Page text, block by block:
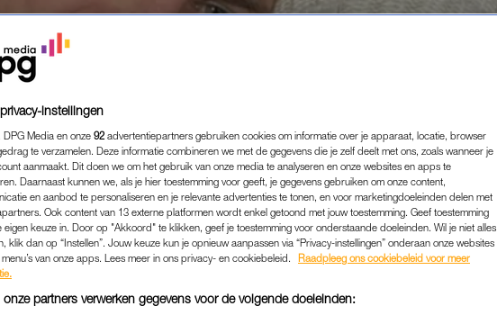
instellingen
DPG Media en onze 92 advertentiepartners gebruiken cookies om informatie over je apparaat, locatie, browser
te verzamelen. Deze informatie combineren we met de gegevens die je zelf deelt met ons, zoals wanneer je
aanmaakt. Dit doen we om het gebruik van onze media te analyseren en onze websites en apps te
Daarnaast kunnen we, als je hier toestemming voor geeft, je gegevens gebruiken om onze content,
en aanbod te personaliseren en je relevante advertenties te tonen, en voor marketingdoeleinden delen met
Ook content van 13 externe platformen wordt enkel getoond met jouw toestemming. Geef toestemming
eigen keuze in. Door op "Akkoord" te klikken, geef je toestemming voor onderstaande doeleinden. Wil je niet alles
klik dan op “Instellen”. Jouw keuze kun je opnieuw aanpassen via “Privacy-instellingen” onderaan onze websites
van onze apps. Lees meer in ons privacy- en cookiebeleid.
Raadpleeg ons cookiebeleid voor meer
onze partners verwerken gegevens voor de volgende doeleinden: